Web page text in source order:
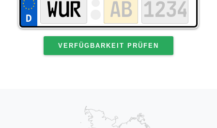
VERFÜGBARKEIT PRÜFEN